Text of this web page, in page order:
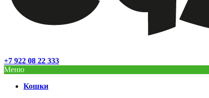
+7 922 08 22 333
Меню
Кошки